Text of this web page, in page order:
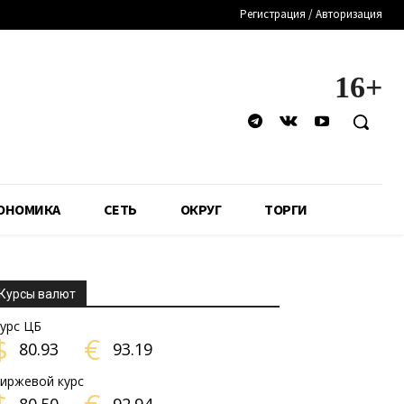
Регистрация / Авторизация
16+
СЕТЬ ОКРУГ ТОРГИ
Курсы валют
ЦБ
80.93 € 93.19
курс